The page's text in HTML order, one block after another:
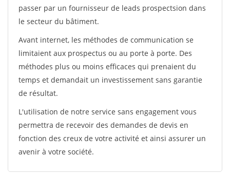
passer par un fournisseur de leads prospectsion dans
le secteur du bâtiment.
Avant internet, les méthodes de communication se
limitaient aux prospectus ou au porte à porte. Des
méthodes plus ou moins efficaces qui prenaient du
temps et demandait un investissement sans garantie
de résultat.
L'utilisation de notre service sans engagement vous
permettra de recevoir des demandes de devis en
fonction des creux de votre activité et ainsi assurer un
avenir à votre société.